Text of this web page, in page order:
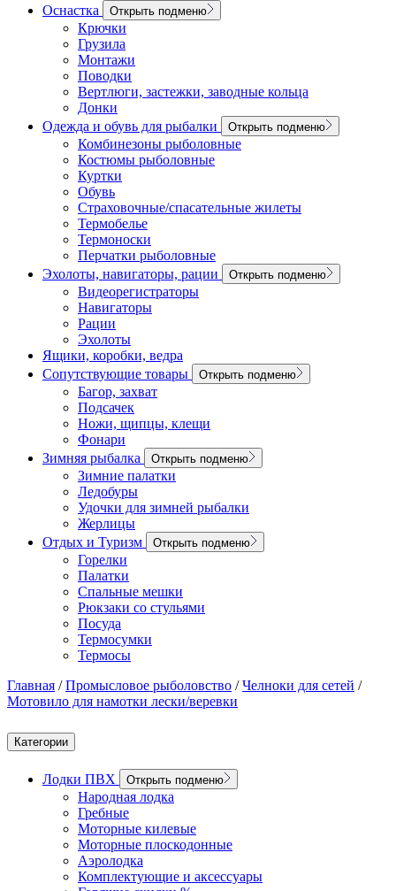
Оснастка
Открыть подменю
Крючки
Грузила
Монтажи
Поводки
Вертлюги, застежки, заводные кольца
Донки
Одежда и обувь для рыбалки
Открыть подменю
Комбинезоны рыболовные
Костюмы рыболовные
Куртки
Обувь
Страховочные/спасательные жилеты
Термобелье
Термоноски
Перчатки рыболовные
Эхолоты, навигаторы, рации
Открыть подменю
Видеорегистраторы
Навигаторы
Рации
Эхолоты
Ящики, коробки, ведра
Сопутствующие товары
Открыть подменю
Багор, захват
Подсачек
Ножи, щипцы, клещи
Фонари
Зимняя рыбалка
Открыть подменю
Зимние палатки
Ледобуры
Удочки для зимней рыбалки
Жерлицы
Отдых и Туризм
Открыть подменю
Горелки
Палатки
Спальные мешки
Рюкзаки со стульями
Посуда
Термосумки
Термосы
Главная /Промысловое рыболовство /Челноки для сетей /
Мотовило для намотки лески/веревки
Категории
Лодки ПВХ Открыть подменю
Народная лодка
Гребные
Моторные килевые
Моторные плоскодонные
Аэролодка
Комплектующие и аксессуары